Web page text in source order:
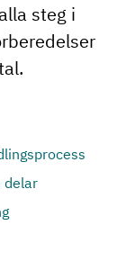
steg i
delar